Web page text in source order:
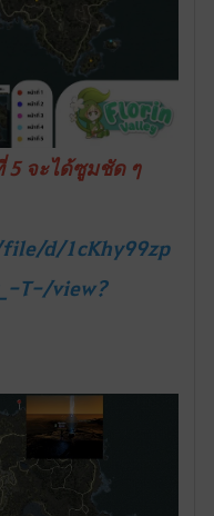
5 จะได้ซูมชัด ๆ
d/1cKhy99zp
T-/view?